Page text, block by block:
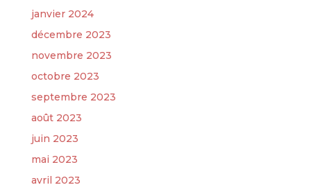
janvier 2024
décembre 2023
novembre 2023
octobre 2023
septembre 2023
août 2023
juin 2023
mai 2023
avril 2023